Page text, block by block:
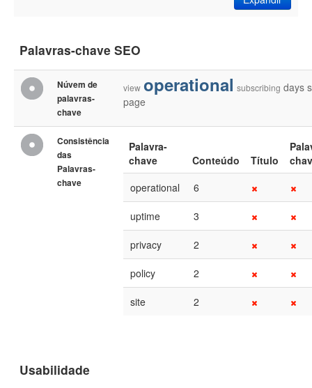
Palavras-chave SEO
Núvem de
palavras-
chave
view operational subscribing days
page
Consistência
das
Palavras-
chave
Palavra-
chave
Conteúdo Título
operational
6
uptime 3
privacy 2
policy 2
site 2
Usabilidade